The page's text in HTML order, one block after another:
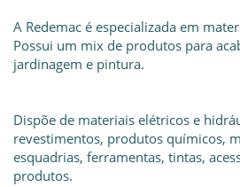
A Redemac é especializada em
Possui um mix de produtos para
jardinagem e pintura.
Dispõe de materiais elétricos e
revestimentos, produtos químicos,
esquadrias, ferramentas, tintas,
produtos.